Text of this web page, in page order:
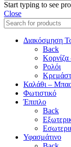
Start typing to see
Close
Διακόσμηση
Back
Κορνίζα
Ρολόι
Καλάθι –
Φωτιστικό
Έπιπλο
Back
Υφασμάτινο